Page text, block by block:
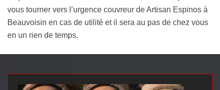
vous tourner vers l’urgence couvreur de Artisan Espinos à
Beauvoisin en cas de utilité et il sera au pas de chez vous
en un rien de temps.